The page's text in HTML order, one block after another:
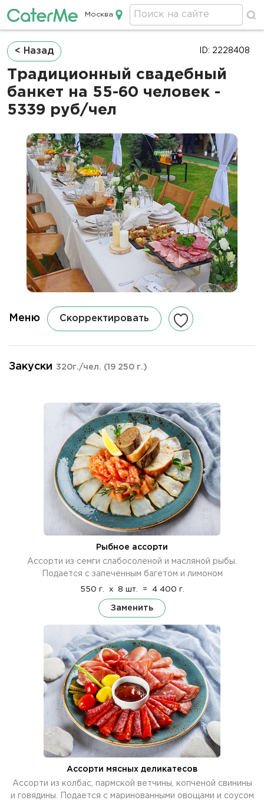
Кейтеринг в Москве
Москва
Строка
навигации
< Назад
Традиционный свадебный
банкет на 55-60 человек -
5339 руб/чел
ID: 2228408
Меню Скорректировать
Закуски 320г./чел. (19 250 г.)
Рыбное ассорти
Ассорти из семги слабосоленой и масляной рыбы.
Подается с запеченным багетом и лимоном
550 г. x 8 шт. = 4 400 г.
Заменить
Ассорти мясных деликатесов
Ассорти из колбас, пармской ветчины, копченой свинины
и говядины. Подается с маринованными овощами и соусом